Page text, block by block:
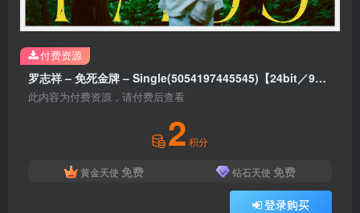
罗志祥 – 免死金牌 – Single(5054197445545)【24bit／96.0kHz】台湾区
此内容为付费资源，请付费后查看
2 积分
黄金天使 免费 钻石天使 免费
登录购买
付费资源